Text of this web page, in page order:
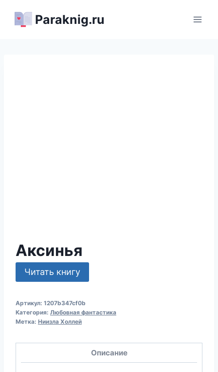
Paraknig.ru
Аксинья
Читать книгу
Артикул: 1207b347cf0b
Категория: Любовная фантастика
Метка: Ниизла Холлей
Описание